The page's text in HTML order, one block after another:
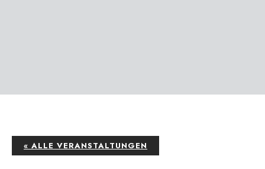
« ALLE VERANSTALTUNGEN